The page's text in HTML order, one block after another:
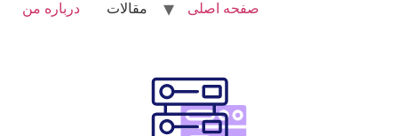
صفحه اصلی مقالات درباره من